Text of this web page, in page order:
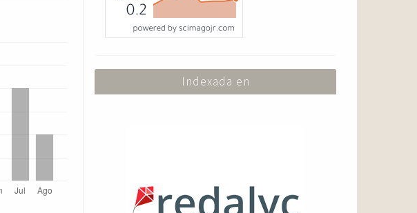
Indexada en